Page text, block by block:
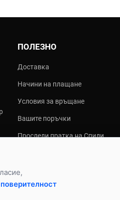
ПОЛЕЗНО
Доставка
Начини на плащане
Условия за връщане
Вашите поръчки
Проследи пратка на Спиди